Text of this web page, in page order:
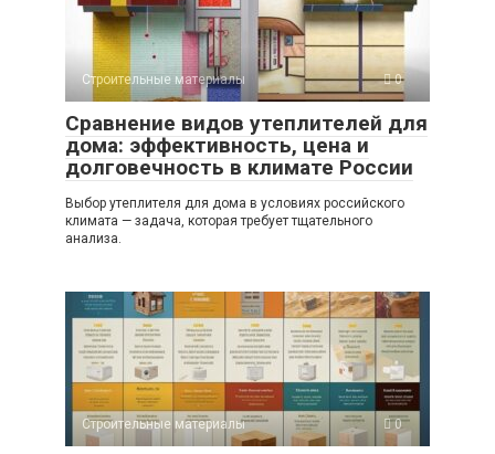
Строительные материалы 0
Сравнение видов утеплителей для
дома: эффективность, цена и
долговечность в климате России
Выбор утеплителя для дома в условиях российского
климата — задача, которая требует тщательного
анализа.
Строительные материалы 0